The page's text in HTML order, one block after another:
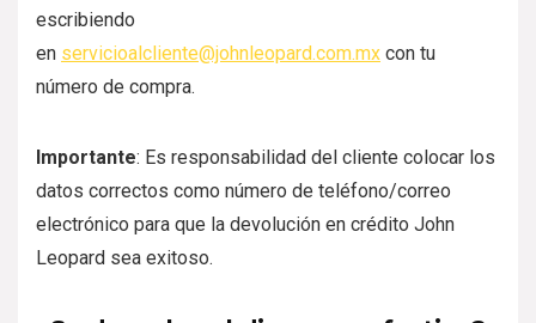
escribiendo
en servicioalcliente@johnleopard.com.mx con tu
número de compra.
Importante: Es responsabilidad del cliente colocar los
datos correctos como número de teléfono/correo
electrónico para que la devolución en crédito John
Leopard sea exitoso.